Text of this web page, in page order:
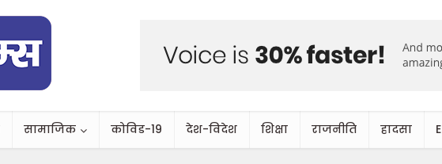
सामाजिक कोविड-19 देश-विदेश शिक्षा राजनीति हादसा